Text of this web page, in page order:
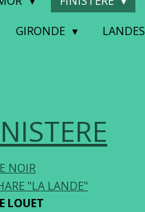
GIRONDE
LANDES
NOIR
"LA LANDE"
LOUET